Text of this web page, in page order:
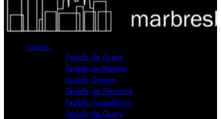
Taulells
Taulells de Granit
Taulells de Marbre
Taulells Dekton
Taulells de Silestone
Taulells Porcellànics
Taulells de Quars